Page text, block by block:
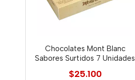
Chocolates Mont Blanc
Sabores Surtidos 7 Unidades
$25.100